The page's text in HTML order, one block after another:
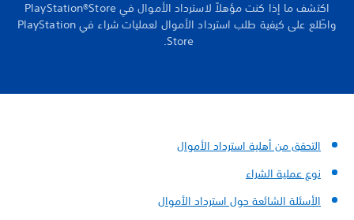
اكتشف ما إذا كنت مؤهلاً لاسترداد الأموال في PlayStation®Store
واطّلع على كيفية طلب استرداد الأموال لعمليات شراء في PlayStation
Store.
التحقق من أهلية استرداد الأموال
نوع عملية الشراء
الأسئلة الشائعة حول استرداد الأموال